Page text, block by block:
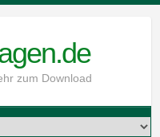
zum Download